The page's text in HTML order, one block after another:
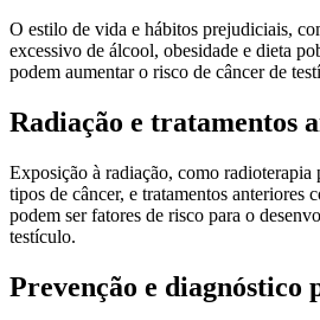
O estilo de vida e hábitos prejudiciais,
excessivo de álcool, obesidade e dieta
podem aumentar o risco de câncer de
Radiação e tratamentos
Exposição à radiação, como radioterapia
tipos de câncer, e tratamentos anteriores
podem ser fatores de risco para o
testículo.
Prevenção e diagnóstico